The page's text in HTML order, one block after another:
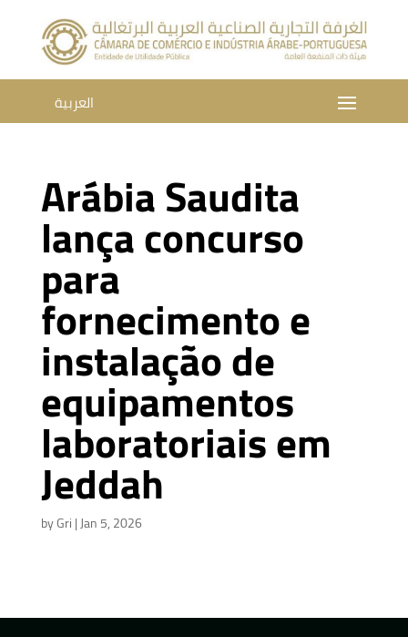
العربية
Arábia Saudita
lança concurso
para
fornecimento e
instalação de
equipamentos
laboratoriais em
Jeddah
byGri|Jan 5, 2026